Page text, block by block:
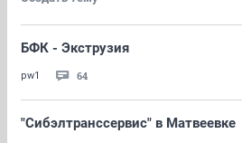
БФК - Экструзия
pw1 64
"Сибэлтранссервис" в Матвеевке